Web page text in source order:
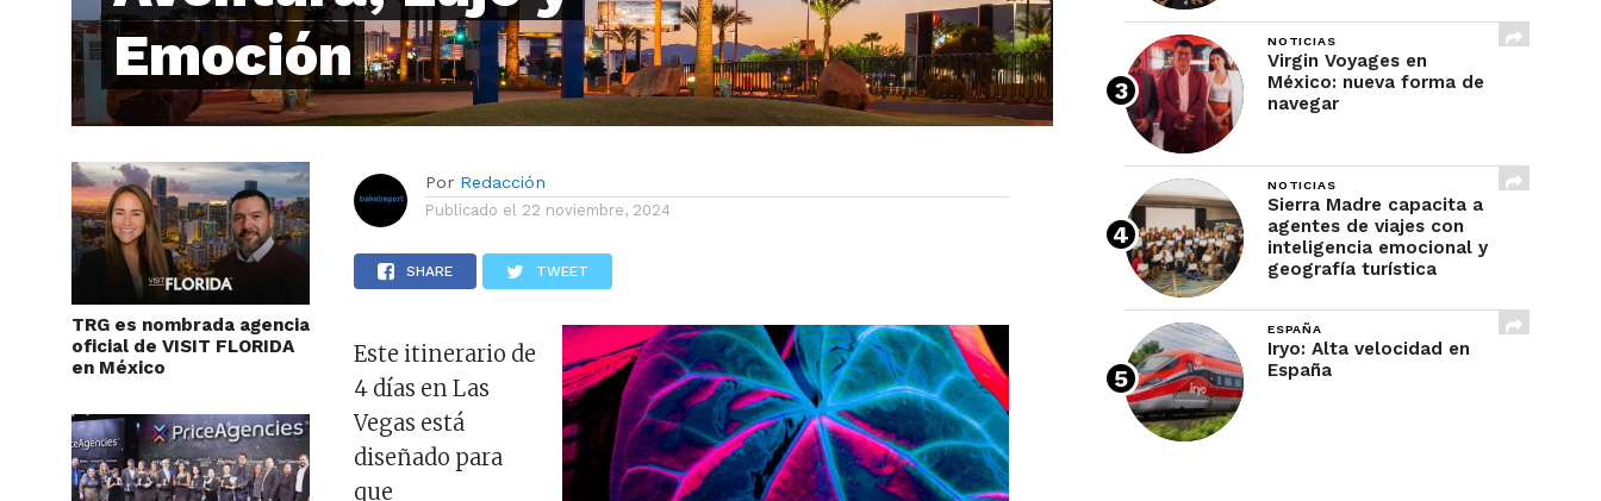
Emoción
TRG es nombrada agencia
oficial de VISIT FLORIDA
en México
Por Redacción
Publicado el 22 noviembre, 2024
SHARE TWEET
Este itinerario de
4 días en Las
Vegas está
diseñado para
que
NOTICIAS
Virgin Voyages en
México: nueva forma de
navegar
NOTICIAS
Sierra Madre capacita a
agentes de viajes con
inteligencia emocional y
geografía turística
ESPAÑA
Iryo: Alta velocidad en
España